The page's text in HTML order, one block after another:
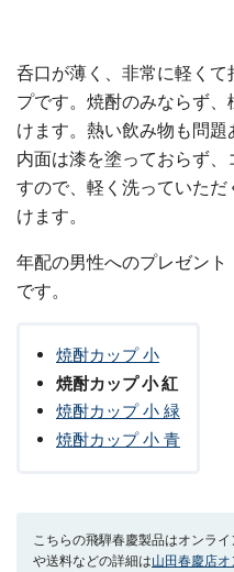
呑口が薄く、非常に軽く
プです。焼酎のみならず
けます。熱い飲み物も問題
内面は漆を塗っておらず
すので、軽く洗っていた
けます。
年配の男性へのプレゼン
です。
焼酎カップ 小
焼酎カップ 小 紅
焼酎カップ 小 緑
焼酎カップ 小 青
こちらの飛騨春慶製品はオンラ
や送料などの詳細は山田春慶店